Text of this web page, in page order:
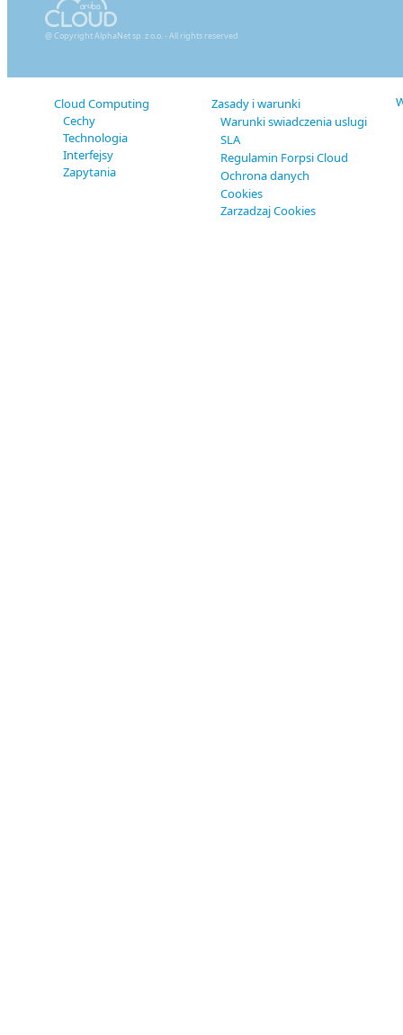
@ Copyright AlphaNet sp. z o.o. - All rights reserved
Cloud Computing
Cechy
Technologia
Interfejsy
Zapytania
Zasady i warunki
Warunki swiadczenia uslugi
SLA
Regulamin Forpsi Cloud
Ochrona danych
Cookies
Zarzadzaj Cookies